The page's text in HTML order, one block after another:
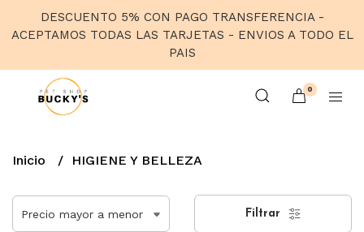
DESCUENTO 5% CON PAGO TRANSFERENCIA -
ACEPTAMOS TODAS LAS TARJETAS - ENVIOS A TODO EL
PAIS
0
Inicio HIGIENE Y BELLEZA
Filtrar